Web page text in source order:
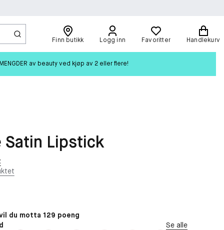
Finn butikk Logg inn Favoritter Handlekurv
av beauty ved kjøp av 2 eller flere!
Satin Lipstick
Se alle
du motta 129 poeng